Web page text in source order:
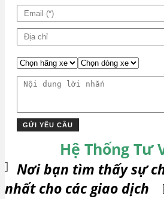
Hệ Thống Tư
Nơi bạn tìm thấy sự
nhất cho các giao dịch